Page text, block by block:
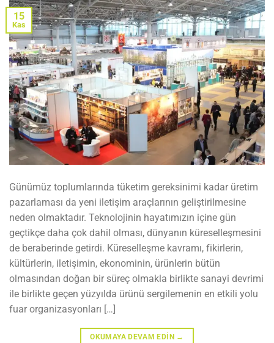
15
Kas
Günümüz toplumlarında tüketim gereksinimi kadar üretim
pazarlaması da yeni iletişim araçlarının geliştirilmesine
neden olmaktadır. Teknolojinin hayatımızın içine gün
geçtikçe daha çok dahil olması, dünyanın küreselleşmesini
de beraberinde getirdi. Küreselleşme kavramı, fikirlerin,
kültürlerin, iletişimin, ekonominin, ürünlerin bütün
olmasından doğan bir süreç olmakla birlikte sanayi devrimi
ile birlikte geçen yüzyılda ürünü sergilemenin en etkili yolu
fuar organizasyonları […]
OKUMAYA DEVAM EDIN →